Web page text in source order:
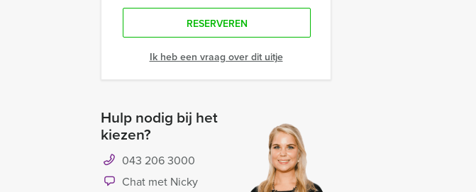
RESERVEREN
Ik heb een vraag over dit uitje
Hulp nodig bij het
kiezen?
043 206 3000
Chat met Nicky